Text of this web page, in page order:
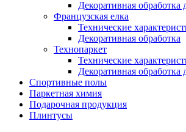
Декоративная обработка
Французская елка
Технические
Декоративная обработка
Технопаркет
Технические
Декоративная обработка
Спортивные полы
Паркетная химия
Подарочная продукция
Плинтусы